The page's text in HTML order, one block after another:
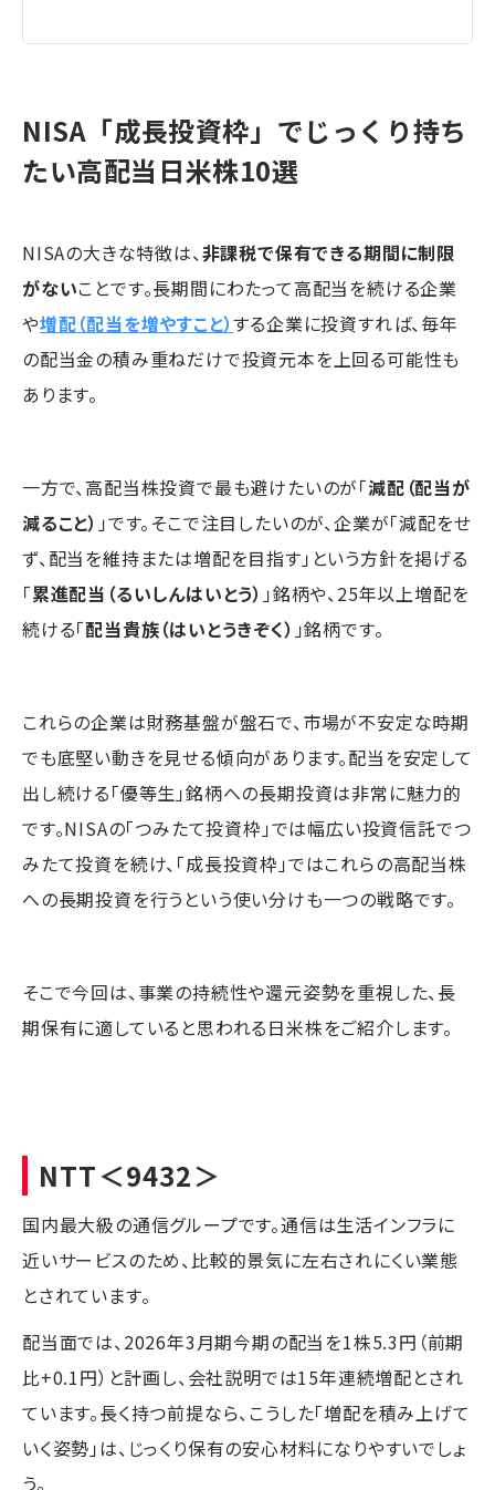
NISA「成長投資枠」でじっくり持ち
たい高配当日米株10選
NISAの大きな特徴は、非課税で保有できる期間に制限
がないことです。長期間にわたって高配当を続ける企業
や増配（配当を増やすこと）する企業に投資すれば、毎年
の配当金の積み重ねだけで投資元本を上回る可能性も
あります。
一方で、高配当株投資で最も避けたいのが「減配（配当が
減ること） 」です。そこで注目したいのが、企業が「減配をせ
ず、配当を維持または増配を目指す」という方針を掲げる
「累進配当（るいしんはいとう） 」銘柄や、25年以上増配を
続ける「配当貴族（はいとうきぞく） 」銘柄です。
これらの企業は財務基盤が盤石で、市場が不安定な時期
でも底堅い動きを見せる傾向があります。配当を安定して
出し続ける「優等生」銘柄への長期投資は非常に魅力的
です。NISAの「つみたて投資枠」では幅広い投資信託でつ
みたて投資を続け、「成長投資枠」ではこれらの高配当株
への長期投資を行うという使い分けも一つの戦略です。
そこで今回は、事業の持続性や還元姿勢を重視した、長
期保有に適していると思われる日米株をご紹介します。
NTT＜9432＞
国内最大級の通信グループです。通信は生活インフラに
近いサービスのため、比較的景気に左右されにくい業態
とされています。
配当面では、2026年3月期今期の配当を1株5.3円（前期
比+0.1円）と計画し、会社説明では15年連続増配とされ
ています。長く持つ前提なら、こうした「増配を積み上げて
いく姿勢」は、じっくり保有の安心材料になりやすいでしょ
う。